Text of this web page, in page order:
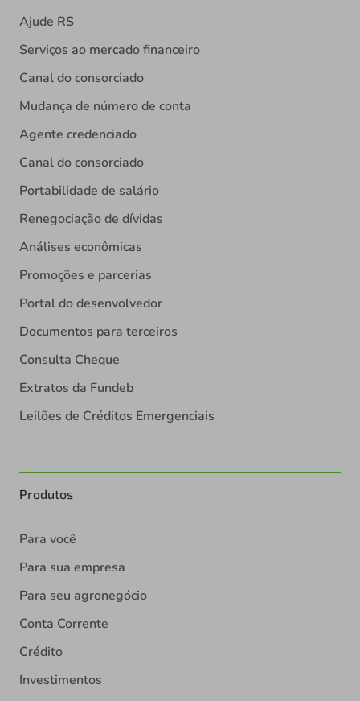
Ajude RS
Serviços ao mercado financeiro
Canal do consorciado
Mudança de número de conta
Agente credenciado
Canal do consorciado
Portabilidade de salário
Renegociação de dívidas
Análises econômicas
Promoções e parcerias
Portal do desenvolvedor
Documentos para terceiros
Consulta Cheque
Extratos da Fundeb
Leilões de Créditos Emergenciais
Produtos
Para você
Para sua empresa
Para seu agronegócio
Conta Corrente
Crédito
Investimentos